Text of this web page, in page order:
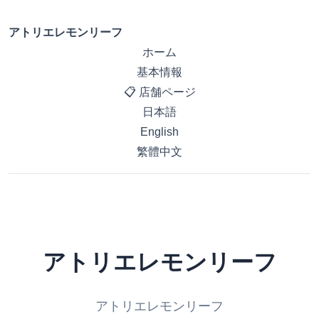
アトリエレモンリーフ
ホーム
基本情報
📋 店舗ページ
日本語
English
繁體中文
アトリエレモンリーフ
アトリエレモンリーフ